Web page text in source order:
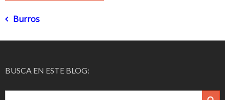
Navegación
de
Burros
BUSCA EN ESTE BLOG: